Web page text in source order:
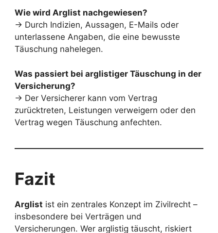
Wie wird Arglist nachgewiesen?
→ Durch Indizien, Aussagen, E-Mails oder
unterlassene Angaben, die eine bewusste
Täuschung nahelegen.
Was passiert bei arglistiger Täuschung in der
Versicherung?
→ Der Versicherer kann vom Vertrag
zurücktreten, Leistungen verweigern oder den
Vertrag wegen Täuschung anfechten.
Fazit
Arglist ist ein zentrales Konzept im Zivilrecht –
insbesondere bei Verträgen und
Versicherungen. Wer arglistig täuscht, riskiert